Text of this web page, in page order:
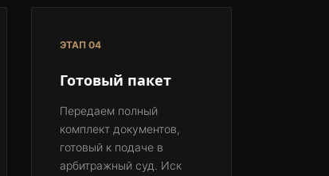
ЭТАП 04
Готовый пакет
Передаем полный
комплект документов,
готовый к подаче в
арбитражный суд. Иск